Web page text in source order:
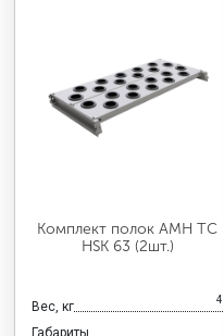
Комплект полок AMH TC
HSK 63 (2шт.)
Вес, кг 4